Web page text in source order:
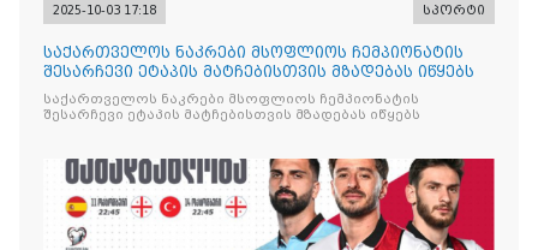
2025-10-03 17:18 სპორტი
საქართველოს ნაკრები მსოფლიოს ჩემპიონატის
შესარჩევი ეტაპის მატჩებისთვის მზადებას იწყებს
საქართველოს ნაკრები მსოფლიოს ჩემპიონატის
შესარჩევი ეტაპის მატჩებისთვის მზადებას იწყებს